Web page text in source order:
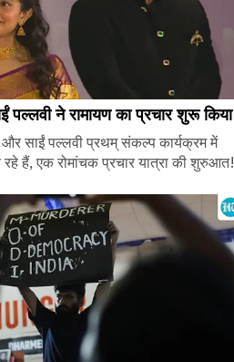
पल्लवी ने रामायण का प्रचार शुरू किया
साईं पल्लवी प्रथम् संकल्प कार्यक्रम में
रहे हैं, एक रोमांचक प्रचार यात्रा की शुरुआत!